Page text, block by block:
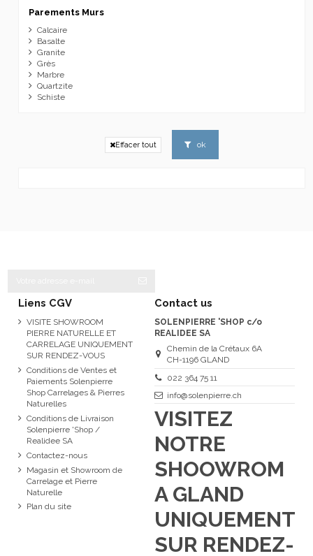
Parements Murs
Calcaire
Basalte
Granite
Grès
Marbre
Quartzite
Schiste
Effacer tout ok
Liens CGV
VISITE SHOWROOM
PIERRE NATURELLE ET
CARRELAGE UNIQUEMENT
SUR RENDEZ-VOUS
Conditions de Ventes et
Paiements Solenpierre
Shop Carrelages & Pierres
Naturelles
Conditions de Livraison
Solenpierre 'Shop /
Realidee SA
Contactez-nous
Magasin et Showroom de
Carrelage et Pierre
Naturelle
Plan du site
Contact us
SOLENPIERRE 'SHOP c/o
REALIDEE SA
Chemin de la Crétaux 6A
CH-1196 GLAND
022 364 75 11
info@solenpierre.ch
VISITEZ
NOTRE
SHOOWROM
A GLAND
UNIQUEMENT
SUR RENDEZ-